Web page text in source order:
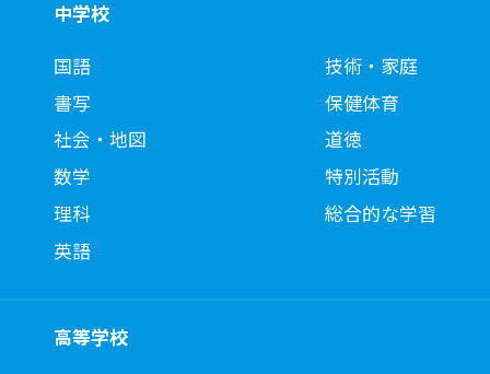
中学校
国語
書写
社会・地図
数学
理科
英語
技術・家庭
保健体育
道徳
特別活動
総合的な学習
高等学校